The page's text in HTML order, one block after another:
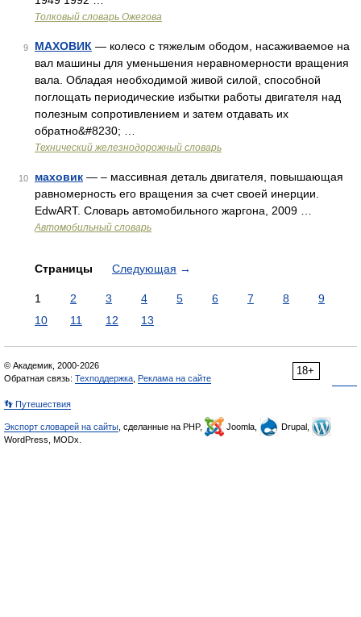
Толковый словарь Ожегова
9 МАХОВИК — колесо с тяжелым ободом, насаживаемое на
вал машины для уменьшения неравномерности вращения
вала. Обладая необходимой живой силой, способной
поглощать периодические избытки работы двигателя над
полезным сопротивлением и затем отдавать их
обратно&#8230; …
Технический железнодорожный словарь
10 маховик — – массивная деталь двигателя, повышающая
равномерность его вращения за счет своей инерции.
EdwART. Словарь автомобильного жаргона, 2009 …
Автомобильный словарь
Страницы Следующая →
1 2 3 4 5 6 7 8
9
10
11 12 13
18+
© Академик, 2000-2026
Обратная связь: Техподдержка Реклама на сайте
👣 Путешествия
Экспорт словарей на сайты , сделанные на PHP, Joomla,
Drupal,
WordPress, MODx.